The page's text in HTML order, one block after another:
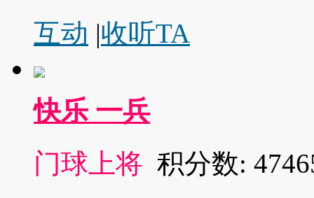
互动 |收听TA
快乐 一兵
门球上将 积分数: